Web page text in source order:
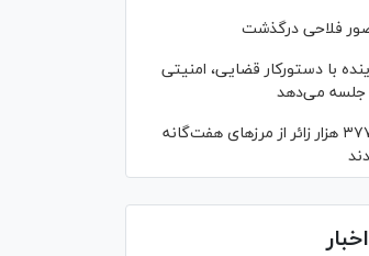
فلاحی درگذشت
با دستورکار قضایی، امنیتی
جلسه می‌دهد
سه میلیون و ۳۷۷ هزار زائر از مرز‌های هفت‌گانه